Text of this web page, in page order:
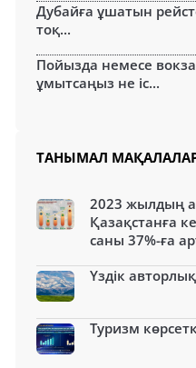
Дубайға ұшатын
тоқ...
Пойызда немесе
ұмытсаңыз не іс...
ТАНЫМАЛ
2023 жылдың
Қазақстанға
саны 37%-ға
Үздік
Туризм